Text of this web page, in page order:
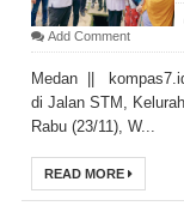
Add Comment
Medan ||
di Jalan STM,
Rabu (23/11), W...
READ MORE